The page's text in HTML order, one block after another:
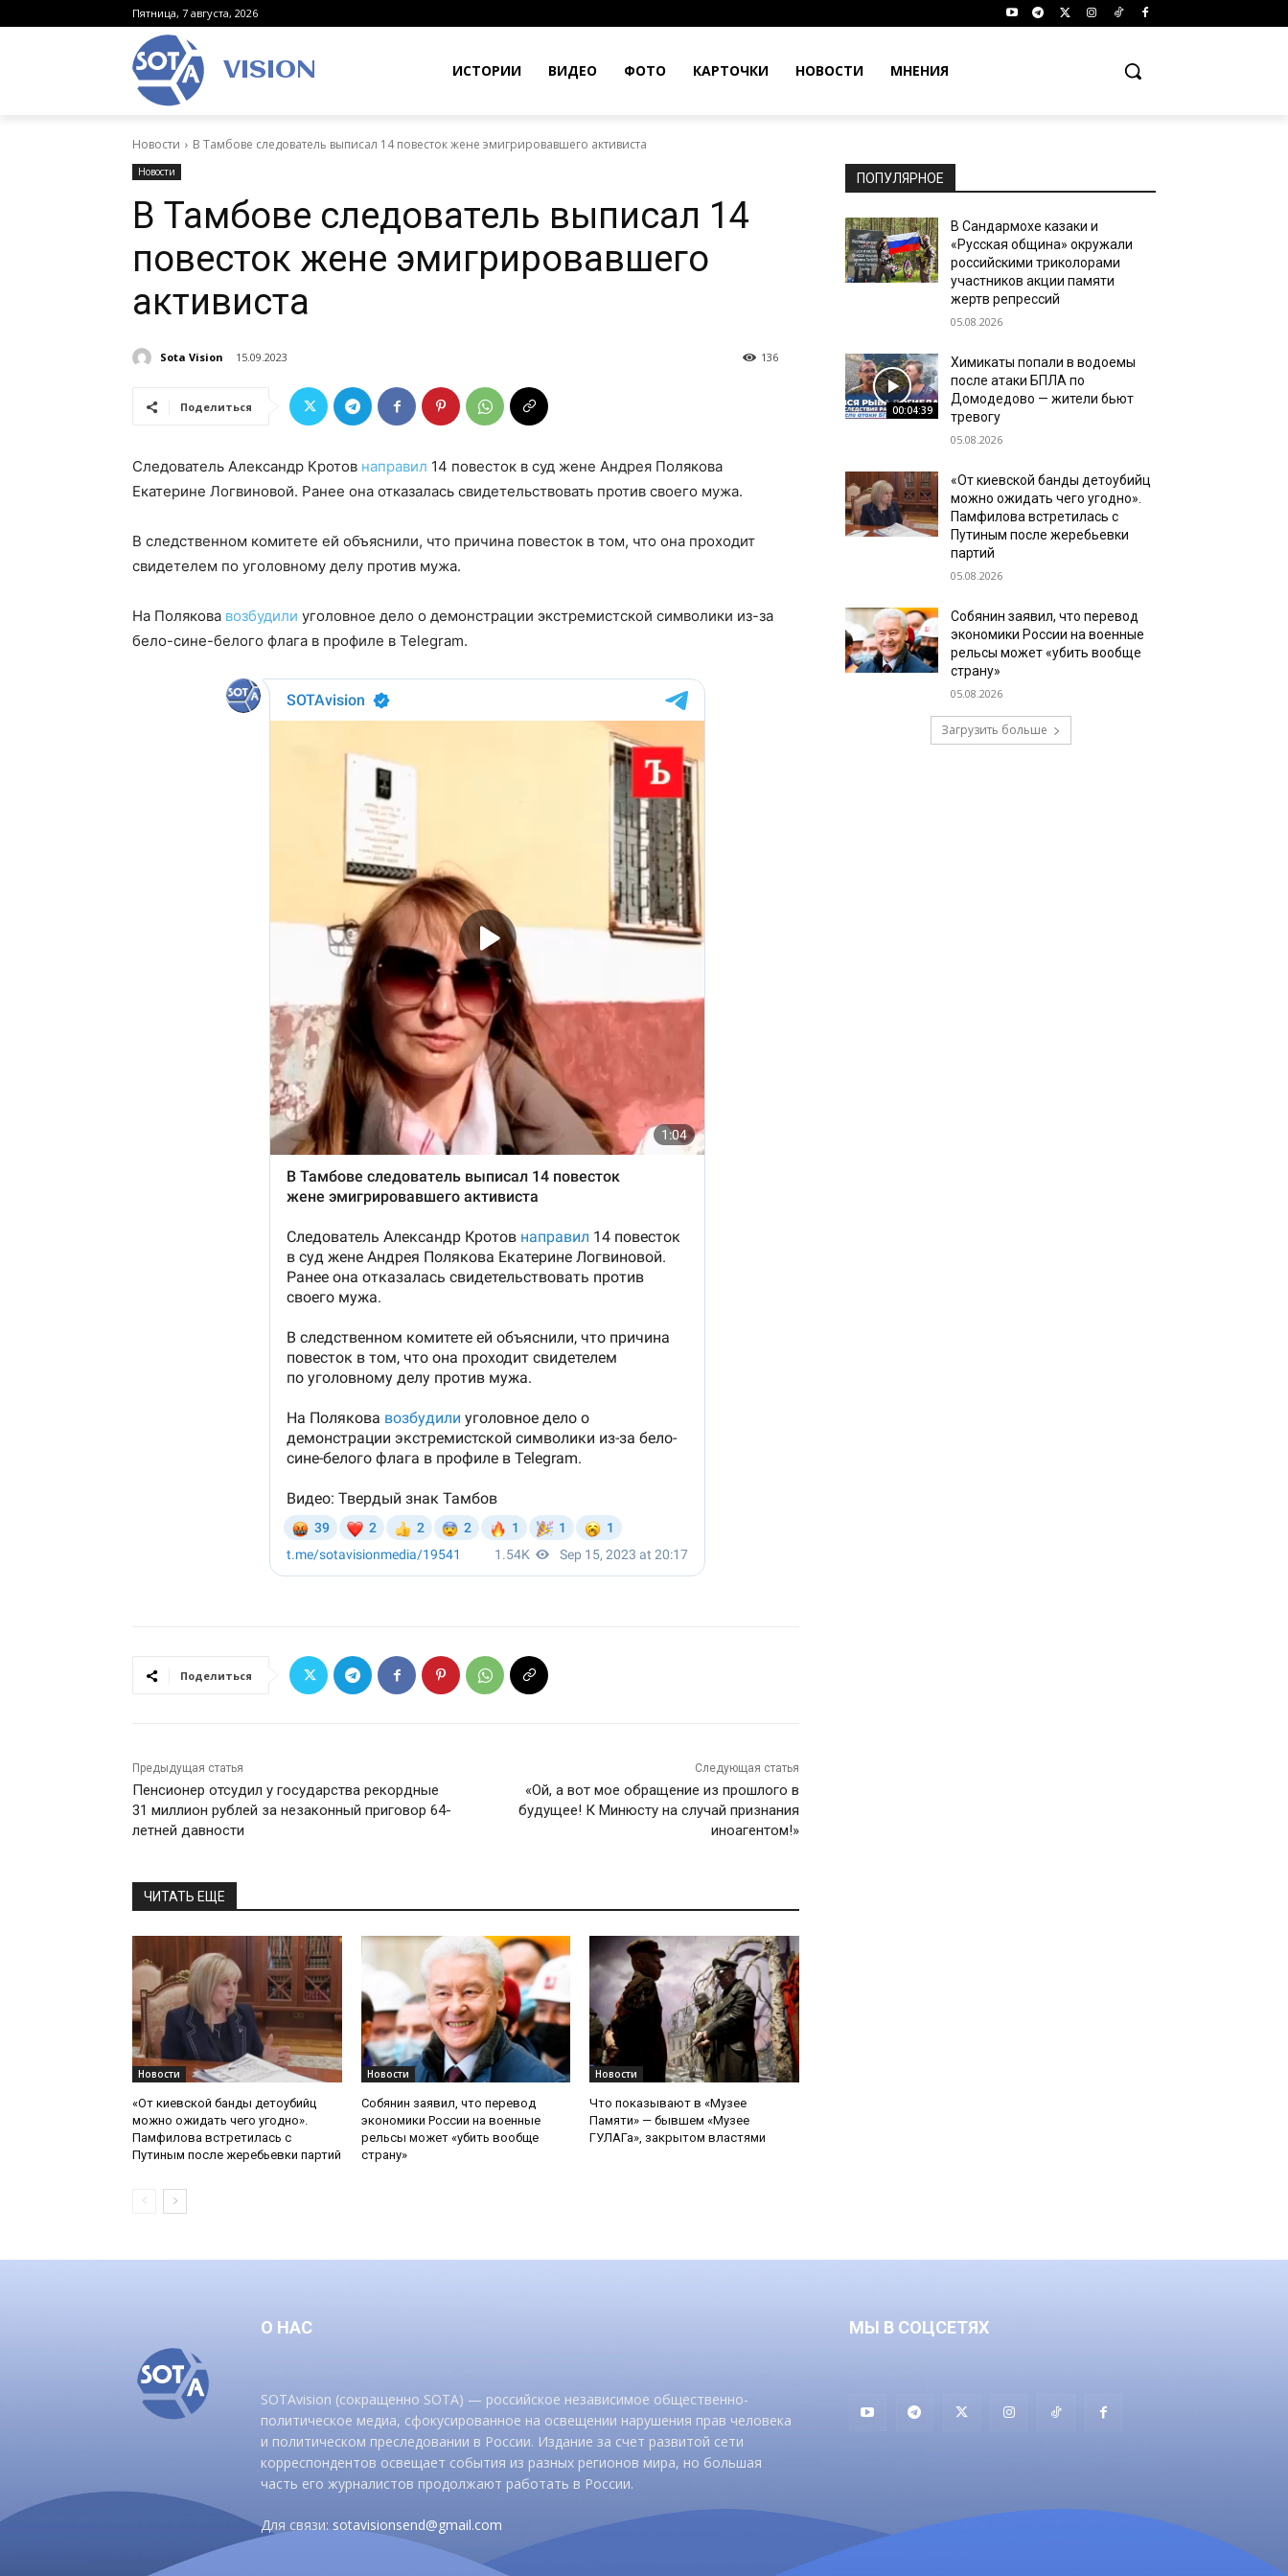
Пятница, 7 августа, 2026
VISION ИСТОРИИ ВИДЕО ФОТО КАРТОЧКИ НОВОСТИ МНЕНИЯ
Новости В Тамбове следователь выписал 14 повесток жене эмигрировавшего активиста
Новости
В Тамбове следователь выписал 14
повесток жене эмигрировавшего
активиста
Sota Vision 15.09.2023 136
Поделиться
Следователь Александр Кротов направил 14 повесток в суд жене Андрея Полякова
Екатерине Логвиновой. Ранее она отказалась свидетельствовать против своего мужа.
В следственном комитете ей объяснили, что причина повесток в том, что она проходит
свидетелем по уголовному делу против мужа.
На Полякова возбудили уголовное дело о демонстрации экстремистской символики из-за
бело-сине-белого флага в профиле в Telegram.
Поделиться
Предыдущая статья
Пенсионер отсудил у государства рекордные
31 миллион рублей за незаконный приговор 64-
летней давности
Следующая статья
«Ой, а вот мое обращение из прошлого в
будущее! К Минюсту на случай признания
иноагентом!»
ЧИТАТЬ ЕЩЕ
Новости
«От киевской банды детоубийц
можно ожидать чего угодно».
Памфилова встретилась с
Путиным после жеребьевки партий
Новости
Собянин заявил, что перевод
экономики России на военные
рельсы может «убить вообще
страну»
Новости
Что показывают в «Музее
Памяти» — бывшем «Музее
ГУЛАГа», закрытом властями
ПОПУЛЯРНОЕ
В Сандармохе казаки и
«Русская община» окружали
российскими триколорами
участников акции памяти
жертв репрессий
05.08.2026
00:04:39
Химикаты попали в водоемы
после атаки БПЛА по
Домодедово — жители бьют
тревогу
05.08.2026
«От киевской банды детоубийц
можно ожидать чего угодно».
Памфилова встретилась с
Путиным после жеребьевки
партий
05.08.2026
Собянин заявил, что перевод
экономики России на военные
рельсы может «убить вообще
страну»
05.08.2026
Загрузить больше
О НАС
SOTAvision (сокращенно SOTA) — российское независимое общественно-
политическое медиа, сфокусированное на освещении нарушения прав человека
и политическом преследовании в России. Издание за счет развитой сети
корреспондентов освещает события из разных регионов мира, но большая
часть его журналистов продолжают работать в России.
Для связи:sotavisionsend@gmail.com
МЫ В СОЦСЕТЯХ